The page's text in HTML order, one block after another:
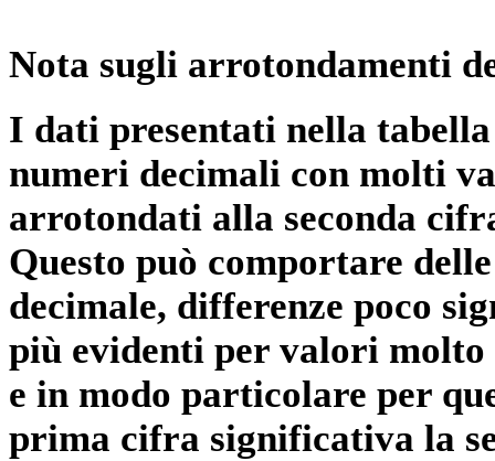
Nota sugli arrotondamenti
I dati presentati nella
numeri decimali con molti
arrotondati alla seconda
Questo può comportare
decimale, differenze poco
più evidenti per valori
e in modo particolare per
prima cifra significativa la